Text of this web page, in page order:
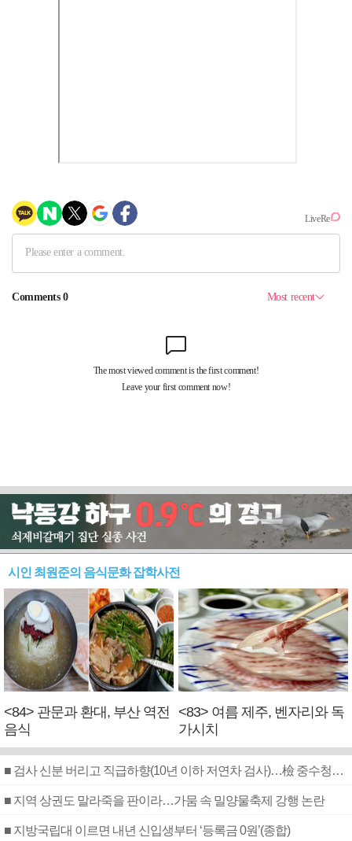
시인 최원준의 음식문화 잡학사전
<84> 관문과 환대, 부산 역전
음식
<83> 여름 제주, 벤자리와 독
가시치
■ 검사 신분 버리고 직급하향(10년 이하 저연차 검사)…檢 중수청행 기피
■ 지역 상권도 말라죽을 판이라…가뭄 속 밀양물축제 강행 논란
■ 지방국립대 이르면 내년 신입생부터 ‘등록금 0원’(종합)